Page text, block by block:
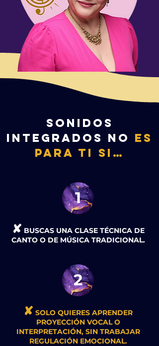
SONIDOS
INTEGRADOS no ES
PARA TI SI…
1
✘ BUSCAS UNA CLASE TÉCNICA DE
CANTO O DE MÚSICA TRADICIONAL.
2
✘ SOLO QUIERES APRENDER
PROYECCIÓN VOCAL O
INTERPRETACIÓN, SIN TRABAJAR
REGULACIÓN EMOCIONAL.